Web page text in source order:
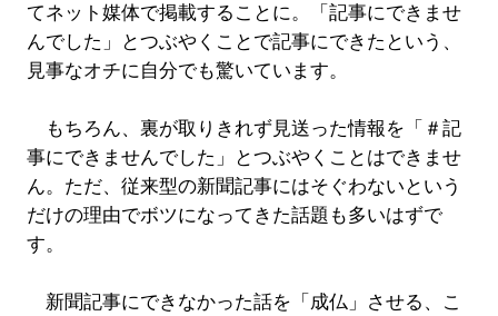
てネット媒体で掲載することに。「記事にできませ
んでした」とつぶやくことで記事にできたという、
見事なオチに自分でも驚いています。
もちろん、裏が取りきれず見送った情報を「＃記
事にできませんでした」とつぶやくことはできませ
ん。ただ、従来型の新聞記事にはそぐわないという
だけの理由でボツになってきた話題も多いはずで
す。
新聞記事にできなかった話を「成仏」させる、こ